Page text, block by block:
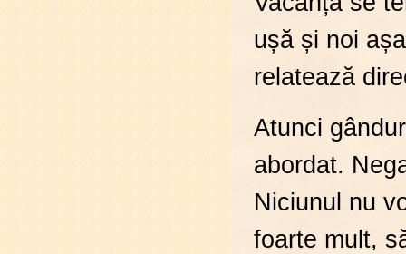
ușă și noi
relatează
Atunci
abordat.
Niciunul nu
foarte mult,